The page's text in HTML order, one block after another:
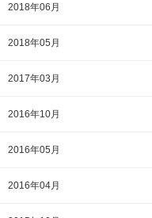
2018年06月
2018年05月
2017年03月
2016年10月
2016年05月
2016年04月